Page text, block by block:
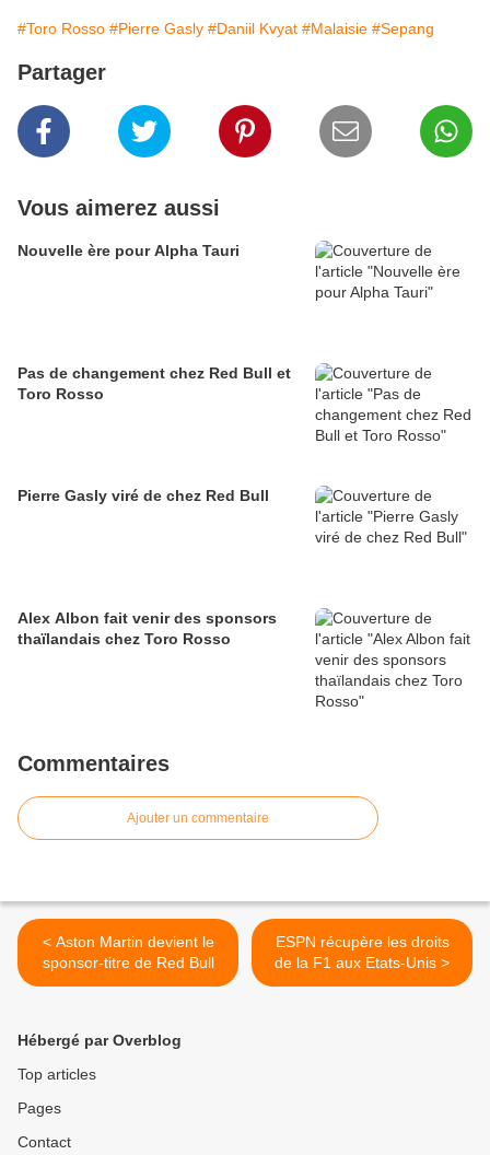
#Toro Rosso #Pierre Gasly #Daniil Kvyat #Malaisie #Sepang
Partager
Vous aimerez aussi
Nouvelle ère pour Alpha Tauri
Pas de changement chez Red Bull et
Toro Rosso
Pierre Gasly viré de chez Red Bull
Alex Albon fait venir des sponsors
thaïlandais chez Toro Rosso
Commentaires
Ajouter un commentaire
< Aston Martin devient le
sponsor-titre de Red Bull
ESPN récupère les droits
de la F1 aux Etats-Unis >
Hébergé par Overblog
Top articles
Pages
Contact